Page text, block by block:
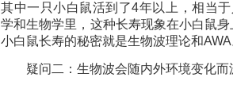
其中一只小白鼠活到了4年以上，相当
学和生物学里，这种长寿现象在小白鼠
小白鼠长寿的秘密就是生物波理论和
疑问二：生物波会随内外环境变化而